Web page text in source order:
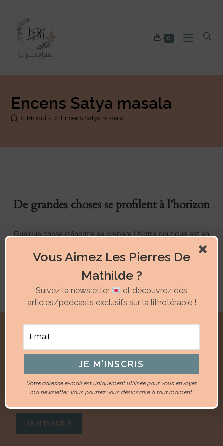
0
Encens Satya masala
> Produits > Encens Satya masala
De grandes choses se profilent à l’horizon
Quelque chose d’énorme se prépare ! Notre boutique est en
Je m'inscris à la newsletter
Vous Aimez Les Pierres De
Mathilde ?
Suivez la newsletter
et découvrez des
articles/podcasts exclusifs sur la lithotérapie !
Votre adresse e-mail est uniquement utilisée pour vous envoyer
ma newsletter. Vous pourrez vous désinscrire à tout moment.